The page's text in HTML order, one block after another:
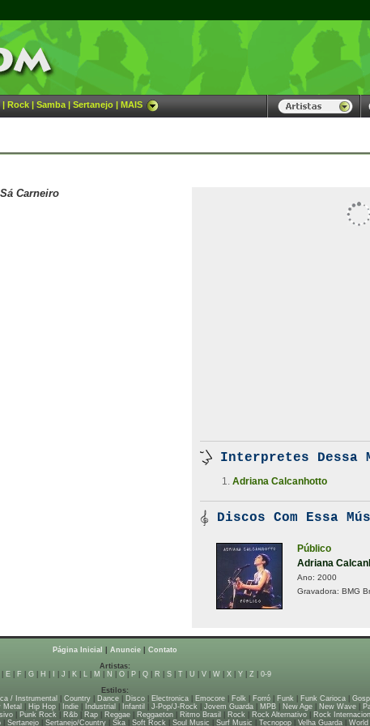
| Rock | Samba | Sertanejo | MAIS
Carneiro
Interpretes Dessa
Adriana Calcanhotto
Discos Com Essa
Público
Adriana
Ano: 2000
Gravadora: BMG
Página Inicial Anuncie
Contato
Artistas:
E| F G| H J K| L| M N O| P| Q| R S| T| U V| W| X| Y| Z
0-9
Estilos:
/ Instrumental Country Dance Disco Electronica Emocore Folk Forró Funk Funk Carioca
Metal Hip Hop| Indie| Industrial Infantil J-Pop/J-Rock| Jovem Guarda| MPB| New Age| New Wave|
| Punk Rock| R&b| Rap| Reggae| Reggaeton| Ritmo Brasil Rock| Rock Alternativo| Rock
| Sertanejo| Sertanejo/Country| Ska| Soft Rock| Soul Music Surf Music Tecnopop| Velha Guarda| World